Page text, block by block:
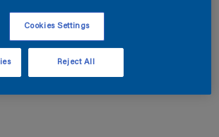
Vind een verkooppunt
Cookies Settings
Reject All